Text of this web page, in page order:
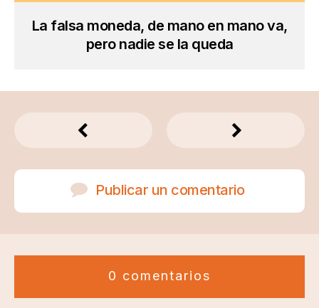
La falsa moneda, de mano en mano va,
pero nadie se la queda
Publicar un comentario
0 comentarios